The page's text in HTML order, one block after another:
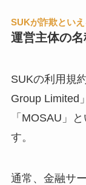
SUKが詐欺とい
運営主体の
SUKの利用規
Group Limited
「MOSAU」
す。
通常、金融サ